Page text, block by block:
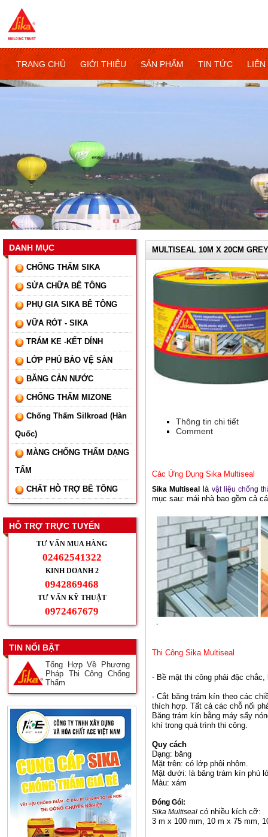
TRANG CHỦ GIỚI THIỆU SẢN PHẨM TIN TỨC LIÊN
DANH MỤC
CHỐNG THẤM SIKA
SỬA CHỮA BÊ TÔNG
PHỤ GIA SIKA BÊ TÔNG
VỮA RÓT - SIKA
TRÁM KE -KẾT DÍNH
LỚP PHỦ BẢO VỆ SÀN
BĂNG CẢN NƯỚC
CHỐNG THẤM MIZONE
Chống Thấm Silkroad (Hàn
Quốc)
MÀNG CHỐNG THẤM DẠNG
TẤM
CHẤT HỖ TRỢ BÊ TÔNG
HỖ TRỢ TRỰC TUYẾN
TƯ VẤN MUA HÀNG
02462541322
KINH DOANH 2
0942869468
TƯ VẤN KỸ THUẬT
0972467679
TIN NỔI BẬT
Tổng Hợp Về Phương
Pháp Thi Công Chống
Thấm
MULTISEAL 10M X 20CM GREY
Thông tin chi tiết
Comment
Các Ứng Dụng Sika Multiseal
Sika Multiseal là vật liệu chống
mục sau: mái nhà bao gồm cả
Thi Công Sika Multiseal
- Bề mặt thi công phải đặc
- Cắt băng trám kín theo các
thích hợp. Tất cả các chỗ nối
Băng trám kín bằng máy sấy
khí trong quá trình thi công.
Quy cách
Dạng: băng
Mặt trên: có lớp phôi nhôm.
Mặt dưới: là băng trám kín phủ
Màu: xám
Đóng Gói:
Sika Multiseal có nhiều kích cỡ:
3 m x 100 mm, 10 m x 75 mm,